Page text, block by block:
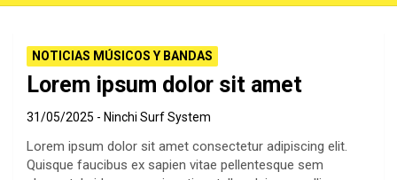
NOTICIAS MÚSICOS Y BANDAS
Lorem ipsum dolor sit amet
31/05/2025 Ninchi Surf System
Lorem ipsum dolor sit amet consectetur adipiscing elit.
Quisque faucibus ex sapien vitae pellentesque sem